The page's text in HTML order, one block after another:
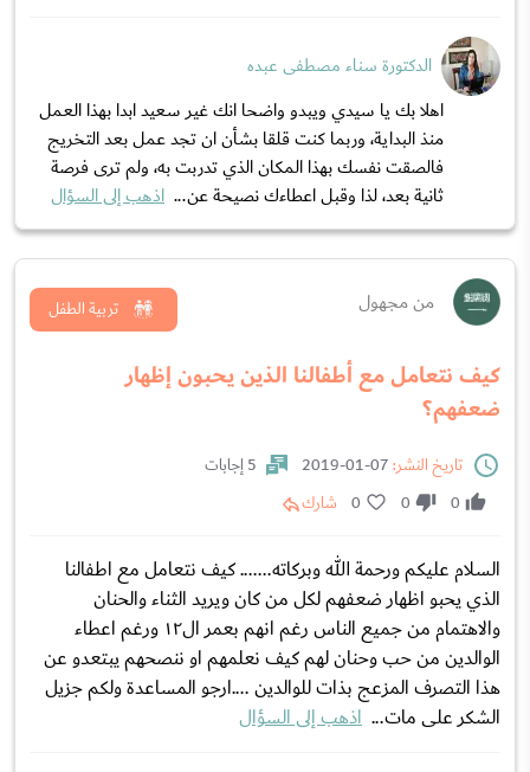
الدكتورة سناء مصطفى عبده
اهلا بك يا سيدي ويبدو واضحا انك غير سعيد ابدا بهذا العمل
منذ البداية، وربما كنت قلقا بشأن ان تجد عمل بعد التخريج
فالصقت نفسك بهذا المكان الذي تدربت به، ولم ترى فرصة
ثانية بعد، لذا وقبل اعطاءك نصيحة عن... اذهب إلى السؤال
من مجهول
كيف نتعامل مع أطفالنا الذين يحبون إظهار
ضعفهم؟
تربية الطفل
تاريخ النشر:
5 إجابات
0
0
0 شارك
السلام عليكم ورحمة الله وبركاته....... كيف نتعامل مع اطفالنا
الذي يحبو اظهار ضعفهم لكل من كان ويريد الثناء والحنان
والاهتمام من جميع الناس رغم انهم بعمر ال١٢ ورغم اعطاء
الوالدين من حب وحنان لهم كيف نعلمهم او ننصحهم يبتعدو عن
هذا التصرف المزعج بذات للوالدين ....ارجو المساعدة ولكم جزيل
الشكر على مات... اذهب إلى السؤال